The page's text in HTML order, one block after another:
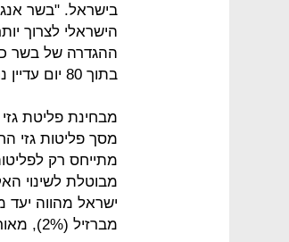
בישראל. "בשר
הישראלי לצרוך
ההגדרה של בשר
בתוך 80 יום עדיין נחשב טרי".
מסך פליטות גזי
מתייחס רק
מבוטלת לשינוי
מברזיל (2%), מאורוגוואי ומפרגוואי (מעל 10%)”.